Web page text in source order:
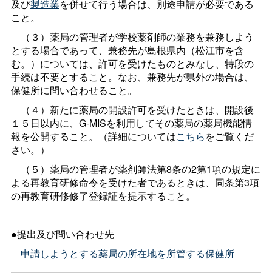
及び製造業を併せて行う場合は、別途申請が必要である
こと。
（３）薬局の管理者が学校薬剤師の業務を兼務しよう
とする場合であって、兼務先が島根県内（松江市を含
む。）については、許可を受けたものとみなし、特段の
手続は不要とすること。なお、兼務先が県外の場合は、
保健所に問い合わせること。
（４）新たに薬局の開設許可を受けたときは、開設後
１５日以内に、G-MISを利用してその薬局の薬局機能情
報を公開すること。（詳細についてはこちらをご覧くだ
さい。）
（５）薬局の管理者が薬剤師法第8条の2第1項の規定に
よる再教育研修命令を受けた者であるときは、同条第3項
の再教育研修修了登録証を提示すること。
●提出及び問い合わせ先
申請しようとする薬局の所在地を所管する保健所